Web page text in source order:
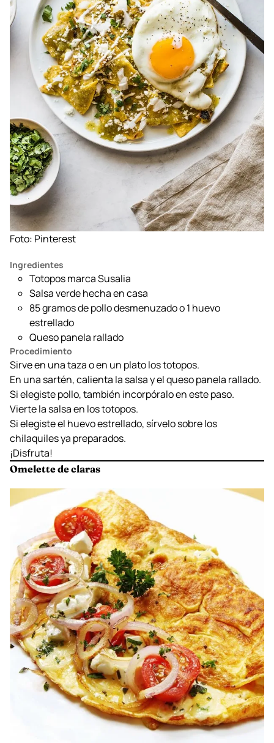
Foto: Pinterest
Ingredientes
Totopos marca Susalia
Salsa verde hecha en casa
85 gramos de pollo desmenuzado o 1 huevo
estrellado
Queso panela rallado
Procedimiento
Sirve en una taza o en un plato los totopos.
En una sartén, calienta la salsa y el queso panela rallado.
Si elegiste pollo, también incorpóralo en este paso.
Vierte la salsa en los totopos.
chilaquiles ya preparados.
¡Disfruta!
Omelette de claras